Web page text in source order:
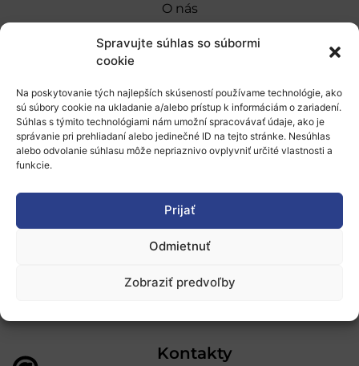
Spravujte súhlas so súbormi
cookie
Na poskytovanie tých najlepších skúseností používame technológie, ako
sú súbory cookie na ukladanie a/alebo prístup k informáciám o zariadení.
Súhlas s týmito technológiami nám umožní spracovávať údaje, ako je
správanie pri prehliadaní alebo jedinečné ID na tejto stránke. Nesúhlas
alebo odvolanie súhlasu môže nepriaznivo ovplyvniť určité vlastnosti a
funkcie.
Prijať
Odmietnuť
Zobraziť predvoľby
O nás
Naše služby
Financovanie a podpora
Stáže a pobyty
Novinky
„Projekt SK4ERA II je spolufinancovaný Európskou
prevádzkuje Centrum vedecko-technických
informácií SR“
Kontakty